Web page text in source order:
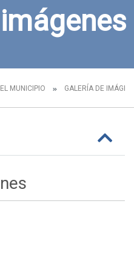
EL MUNICIPIO GALERÍA DE